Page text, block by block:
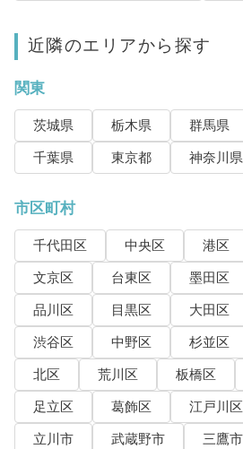
近隣のエリアから探す
関東
茨城県 栃木県 群馬県
千葉県
東京都 神奈川県
市区町村
千代田区 中央区 港区
文京区
台東区 墨田区
品川区
目黒区 大田区
渋谷区
中野区 杉並区
北区
荒川区 板橋区
足立区
葛飾区 江戸川区
立川市
武蔵野市 三鷹市